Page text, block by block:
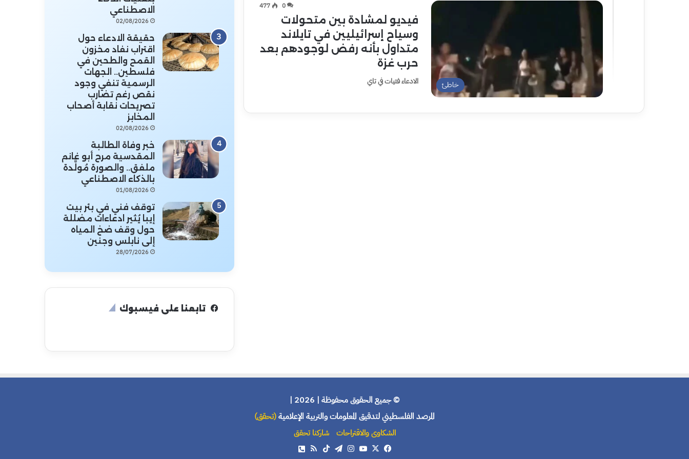
خاطئ
0
477
فيديو لمشادة بين متحولات
وسياح إسرائيليين في تايلاند
متداول بأنه رفض لوجودهم بعد
حرب غزة
الادعاء فتيات في تاي
الاصطناعي
02/08/2026
حقيقة الادعاء حول
اقتراب نفاد مخزون
القمح والطحين في
فلسطين.. الجهات
الرسمية تنفي وجود
نقص رغم تضارب
تصريحات نقابة أصحاب
المخابز
02/08/2026
خبر وفاة الطالبة
المقدسية مرح أبو غانم
ملفق.. والصورة مُولَّدة
بالذكاء الاصطناعي
01/08/2026
توقف فني في بئر بيت
إيبا يُثير ادعاءات مضللة
حول وقف ضخ المياه
إلى نابلس وجنين
28/07/2026
تابعنا على فيسبوك
© جميع الحقوق محفوظة | 2026 |
المرصد الفلسطيني لتدقيق المعلومات والتربية الإعلامية(تحقق)
الشكاوى والاقتراحات
شاركنا تحقق
فيسبوك
X يوتيوبانستقرامتيلقرام‫TikTokملخص